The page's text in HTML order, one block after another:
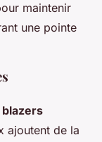
maintenir
une pointe
blazers
ajoutent de la